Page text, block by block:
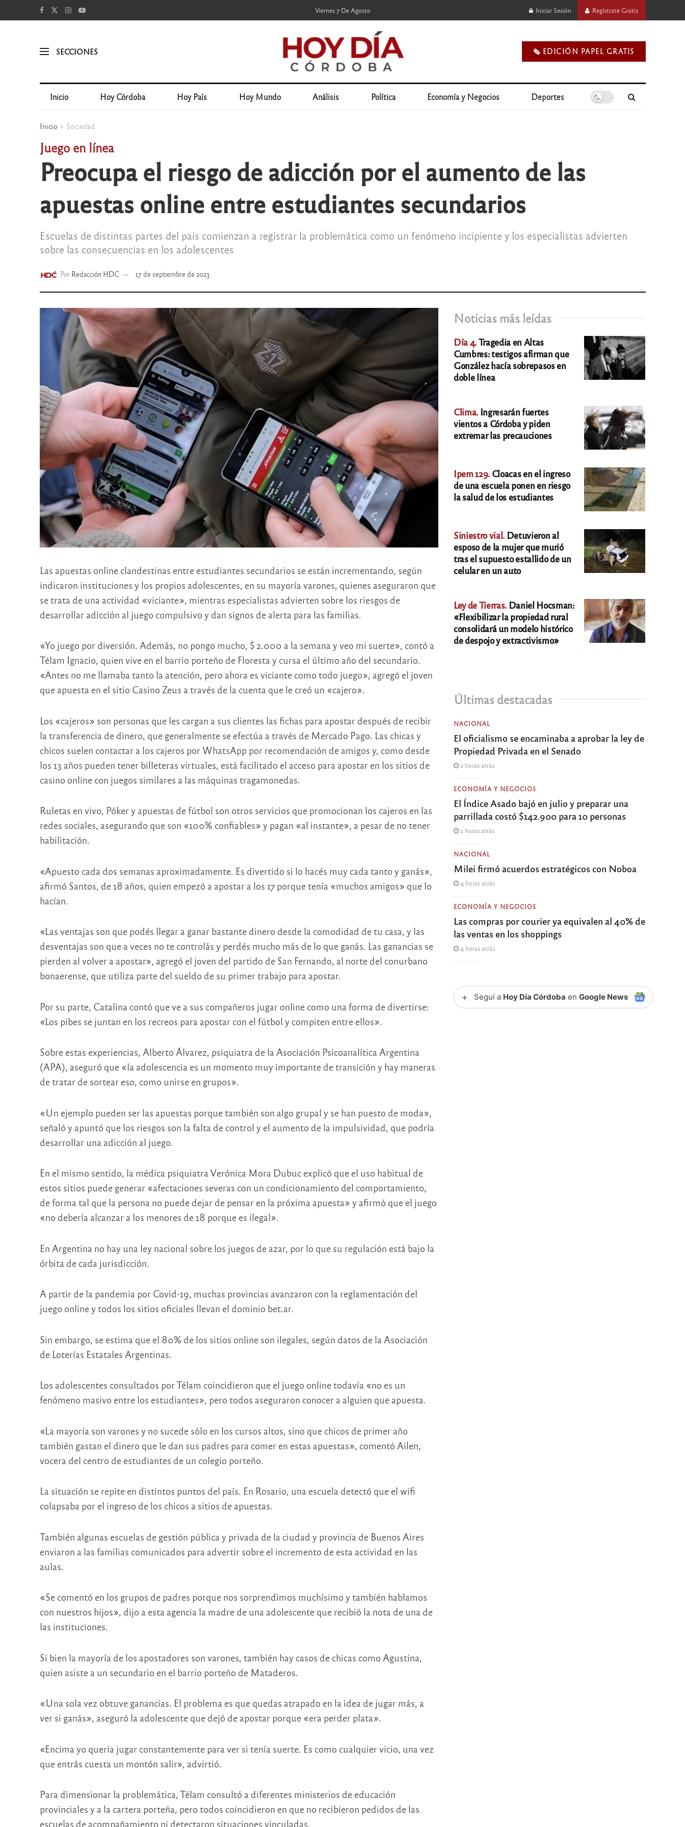
Viernes 7 De Agosto Iniciar Sesión Regístrate Gratis
SECCIONES 🗞️ EDICIÓN PAPEL GRATIS
Inicio Hoy Córdoba Hoy País Hoy Mundo Análisis Política Economía y Negocios Deportes
Inicio Sociedad
Juego en línea
Preocupa el riesgo de adicción por el aumento de las
apuestas online entre estudiantes secundarios
Escuelas de distintas partes del país comienzan a registrar la problemática como un fenómeno incipiente y los especialistas advierten
sobre las consecuencias en los adolescentes
Por Redacción HDC 17 de septiembre de 2023
Las apuestas online clandestinas entre estudiantes secundarios se están incrementando, según
indicaron instituciones y los propios adolescentes, en su mayoría varones, quienes aseguraron que
se trata de una actividad «viciante», mientras especialistas advierten sobre los riesgos de
desarrollar adicción al juego compulsivo y dan signos de alerta para las familias.
«Yo juego por diversión. Además, no pongo mucho, $ 2.000 a la semana y veo mi suerte», contó a
Télam Ignacio, quien vive en el barrio porteño de Floresta y cursa el último año del secundario.
«Antes no me llamaba tanto la atención, pero ahora es viciante como todo juego», agregó el joven
que apuesta en el sitio Casino Zeus a través de la cuenta que le creó un «cajero».
Los «cajeros» son personas que les cargan a sus clientes las fichas para apostar después de recibir
la transferencia de dinero, que generalmente se efectúa a través de Mercado Pago. Las chicas y
chicos suelen contactar a los cajeros por WhatsApp por recomendación de amigos y, como desde
los 13 años pueden tener billeteras virtuales, está facilitado el acceso para apostar en los sitios de
casino online con juegos similares a las máquinas tragamonedas.
Ruletas en vivo, Póker y apuestas de fútbol son otros servicios que promocionan los cajeros en las
redes sociales, asegurando que son «100% confiables» y pagan «al instante», a pesar de no tener
habilitación.
«Apuesto cada dos semanas aproximadamente. Es divertido si lo hacés muy cada tanto y ganás»,
afirmó Santos, de 18 años, quien empezó a apostar a los 17 porque tenía «muchos amigos» que lo
hacían.
«Las ventajas son que podés llegar a ganar bastante dinero desde la comodidad de tu casa, y las
desventajas son que a veces no te controlás y perdés mucho más de lo que ganás. Las ganancias se
pierden al volver a apostar», agregó el joven del partido de San Fernando, al norte del conurbano
bonaerense, que utiliza parte del sueldo de su primer trabajo para apostar.
Por su parte, Catalina contó que ve a sus compañeros jugar online como una forma de divertirse:
«Los pibes se juntan en los recreos para apostar con el fútbol y compiten entre ellos».
Sobre estas experiencias, Alberto Álvarez, psiquiatra de la Asociación Psicoanalítica Argentina
(APA), aseguró que «la adolescencia es un momento muy importante de transición y hay maneras
de tratar de sortear eso, como unirse en grupos».
«Un ejemplo pueden ser las apuestas porque también son algo grupal y se han puesto de moda»,
señaló y apuntó que los riesgos son la falta de control y el aumento de la impulsividad, que podría
desarrollar una adicción al juego.
En el mismo sentido, la médica psiquiatra Verónica Mora Dubuc explicó que el uso habitual de
estos sitios puede generar «afectaciones severas con un condicionamiento del comportamiento,
de forma tal que la persona no puede dejar de pensar en la próxima apuesta» y afirmó que el juego
«no debería alcanzar a los menores de 18 porque es ilegal».
En Argentina no hay una ley nacional sobre los juegos de azar, por lo que su regulación está bajo la
órbita de cada jurisdicción.
A partir de la pandemia por Covid-19, muchas provincias avanzaron con la reglamentación del
juego online y todos los sitios oficiales llevan el dominio bet.ar.
Sin embargo, se estima que el 80% de los sitios online son ilegales, según datos de la Asociación
de Loterías Estatales Argentinas.
Los adolescentes consultados por Télam coincidieron que el juego online todavía «no es un
fenómeno masivo entre los estudiantes», pero todos aseguraron conocer a alguien que apuesta.
«La mayoría son varones y no sucede sólo en los cursos altos, sino que chicos de primer año
también gastan el dinero que le dan sus padres para comer en estas apuestas», comentó Ailen,
vocera del centro de estudiantes de un colegio porteño.
La situación se repite en distintos puntos del país. En Rosario, una escuela detectó que el wifi
colapsaba por el ingreso de los chicos a sitios de apuestas.
También algunas escuelas de gestión pública y privada de la ciudad y provincia de Buenos Aires
enviaron a las familias comunicados para advertir sobre el incremento de esta actividad en las
aulas.
«Se comentó en los grupos de padres porque nos sorprendimos muchísimo y también hablamos
con nuestros hijos», dijo a esta agencia la madre de una adolescente que recibió la nota de una de
las instituciones.
Si bien la mayoría de los apostadores son varones, también hay casos de chicas como Agustina,
quien asiste a un secundario en el barrio porteño de Mataderos.
«Una sola vez obtuve ganancias. El problema es que quedas atrapado en la idea de jugar más, a
ver si ganás», aseguró la adolescente que dejó de apostar porque «era perder plata».
«Encima yo quería jugar constantemente para ver si tenía suerte. Es como cualquier vicio, una vez
que entrás cuesta un montón salir», advirtió.
Para dimensionar la problemática, Télam consultó a diferentes ministerios de educación
provinciales y a la cartera porteña, pero todos coincidieron en que no recibieron pedidos de las
escuelas de acompañamiento ni detectaron situaciones vinculadas.
Noticias más leídas
Día 4.Tragedia en Altas
Cumbres: testigos afirman que
González hacía sobrepasos en
doble línea
Clima. Ingresarán fuertes
vientos a Córdoba y piden
extremar las precauciones
Ipem 129. Cloacas en el ingreso
de una escuela ponen en riesgo
la salud de los estudiantes
Siniestro vial. Detuvieron al
esposo de la mujer que murió
tras el supuesto estallido de un
celular en un auto
Ley de Tierras. Daniel Hocsman:
«Flexibilizar la propiedad rural
consolidará un modelo histórico
de despojo y extractivismo»
Últimas destacadas
NACIONAL
El oficialismo se encaminaba a aprobar la ley de
Propiedad Privada en el Senado
2 horas atrás
ECONOMÍA Y NEGOCIOS
El Índice Asado bajó en julio y preparar una
parrillada costó $142.900 para 10 personas
2 horas atrás
NACIONAL
Milei firmó acuerdos estratégicos con Noboa
4 horas atrás
ECONOMÍA Y NEGOCIOS
Las compras por courier ya equivalen al 40% de
las ventas en los shoppings
4 horas atrás
+ Seguí a Hoy Día Córdoba enGoogle News